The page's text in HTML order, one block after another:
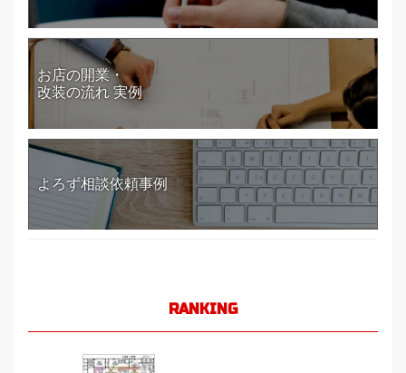
お店の開業・
改装の流れ 実例
よろず相談依頼事例
RANKING